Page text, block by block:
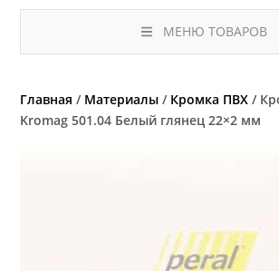
МЕНЮ ТОВАРОВ
Главная / Материалы / Кромка ПВХ /
Kromag 501.04 Белый глянец 22×2 мм